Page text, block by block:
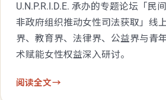
U.N.P.R.I.D.E. 承办的专题论坛「民
非政府组织推动女性司法获取」线
界、教育界、法律界、公益界与青
术赋能女性权益深入研讨。
阅读全文→